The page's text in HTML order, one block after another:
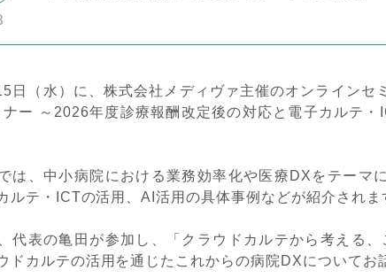
日（水）に、株式会社メディヴァ主催のオンラインセ
ー ～2026年度診療報酬改定後の対応と電子カルテ・
は、中小病院における業務効率化や医療DXをテーマ
ルテ・ICTの活用、AI活用の具体事例などが紹介されま
代表の亀田が参加し、「クラウドカルテから考える
ドカルテの活用を通じたこれからの病院DXについてお